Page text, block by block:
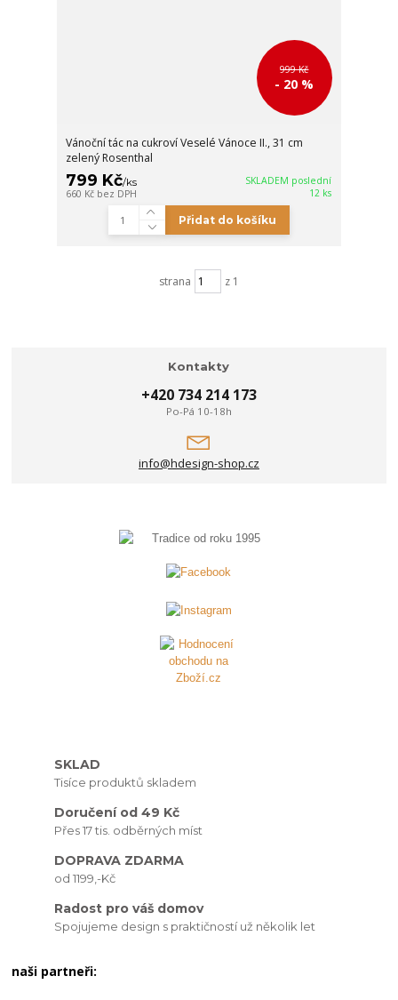
999 Kč
- 20 %
Vánoční tác na cukroví Veselé Vánoce II., 31 cm
zelený Rosenthal
799 Kč/ks
660 Kč bez DPH
SKLADEM poslední
12 ks
Přidat do košíku
strana z 1
Kontakty
+420 734 214 173
Po-Pá 10-18h
info@hdesign-shop.cz
SKLAD
Tisíce produktů skladem
Doručení od 49 Kč
Přes 17 tis. odběrných míst
DOPRAVA ZDARMA
od 1199,-Kč
Radost pro váš domov
Spojujeme design s praktičností už několik let
naši partneři: